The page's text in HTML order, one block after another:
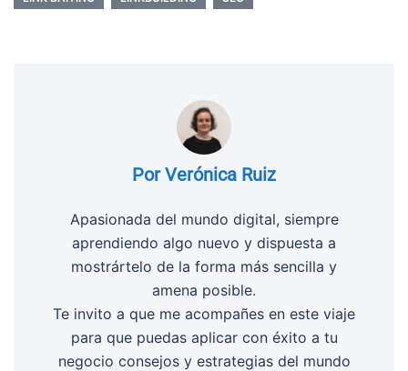
Por Verónica Ruiz
Apasionada del mundo digital, siempre
aprendiendo algo nuevo y dispuesta a
mostrártelo de la forma más sencilla y
amena posible.
Te invito a que me acompañes en este viaje
para que puedas aplicar con éxito a tu
negocio consejos y estrategias del mundo